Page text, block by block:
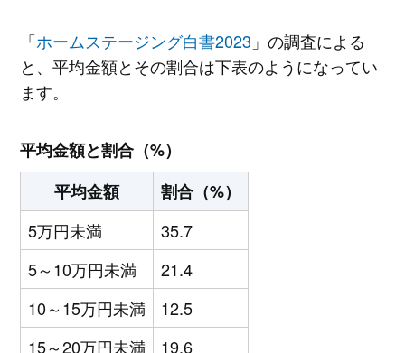
「ホームステージング白書2023 」の調査による
と、平均金額とその割合は下表のようになってい
ます。
平均金額と割合（%）
平均金額
割合（%）
5万円未満
35.7
5～10万円未満
21.4
10～15万円未満
12.5
15～20万円未満
19.6